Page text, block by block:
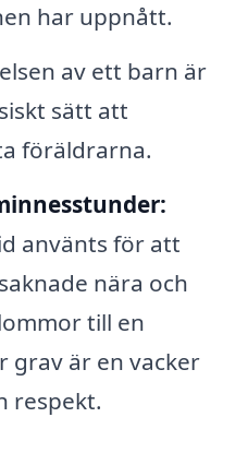
har uppnått.
av ett barn är
sätt att
föräldrarna.
använts för att
nära och
till en
grav är en vacker
respekt.